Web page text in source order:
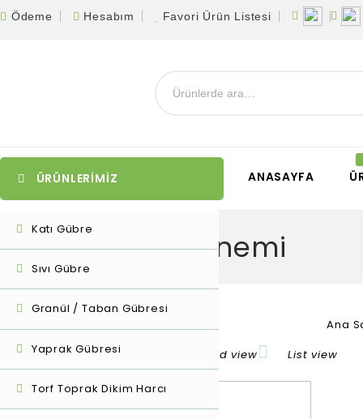
Ödeme Hesabım Favori Ürün Listesi
ÜRÜNLERİMİZ
Katı Gübre
Sıvı Gübre
Granül / Taban Gübresi
Yaprak Gübresi
Torf Toprak Dikim Harcı
ANASAYFA
kaktüs dönemi
Ana
Tek bir sonuç gösteriliyor
Grid view List view